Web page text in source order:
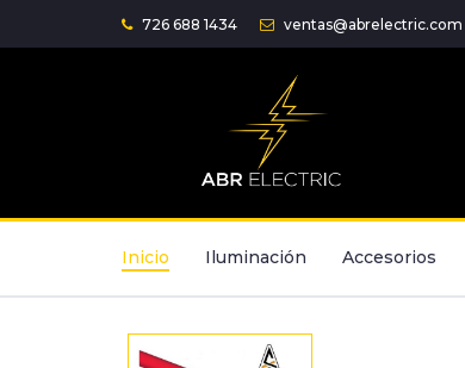
726 688 1434 ventas@abrelectric.com
Inicio Iluminación Accesorios